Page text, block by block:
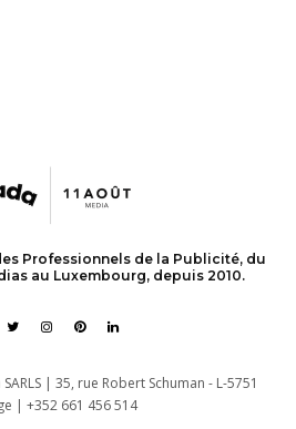
Professionnels de la Publicité, du
au Luxembourg, depuis 2010.
| 35, rue Robert Schuman - L-5751
| +352 661 456 514